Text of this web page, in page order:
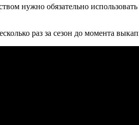
нужно обязательно
раз за сезон до момента